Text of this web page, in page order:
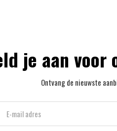
je aan voor
Ontvang de nieuwste